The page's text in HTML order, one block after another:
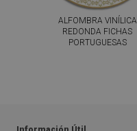
ALFOMBRA VINÍLICA
REDONDA FICHAS
PORTUGUESAS